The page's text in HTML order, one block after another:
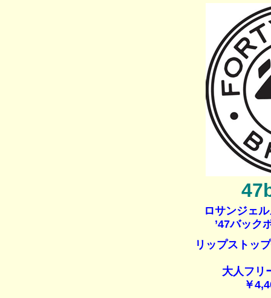
ロサンジェ
’47バック
リップストッ
大人フ
￥